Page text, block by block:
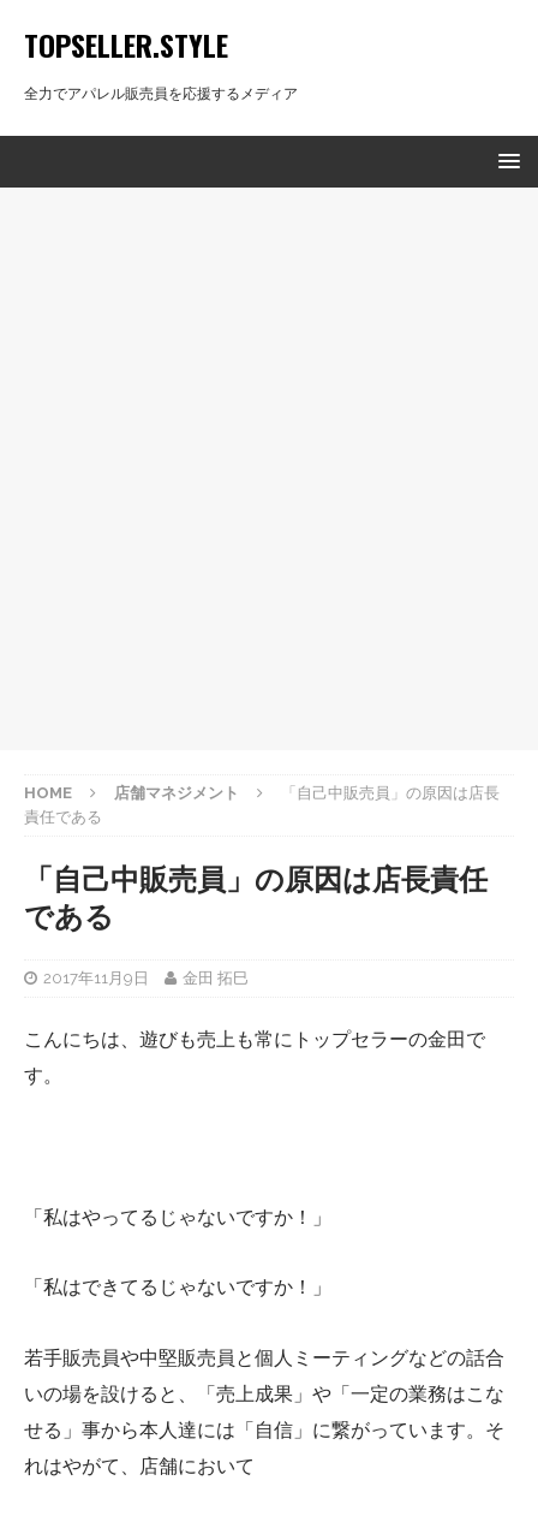
TOPSELLER.STYLE
全力でアパレル販売員を応援するメディア
HOME 店舗マネジメント
「自己中販売員」の原因は店長
責任である
「自己中販売員」の原因は店長責任
である
2017年11月9日 金田 拓巳
こんにちは、遊びも売上も常にトップセラーの金田で
す。
「私はやってるじゃないですか！」
「私はできてるじゃないですか！」
若手販売員や中堅販売員と個人ミーティングなどの話合
いの場を設けると、「売上成果」や「一定の業務はこな
せる」事から本人達には「自信」に繋がっています。そ
れはやがて、店舗において